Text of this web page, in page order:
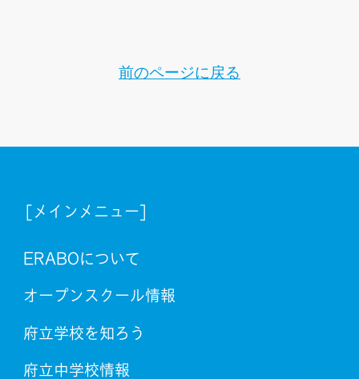
前のページに戻る
[メインメニュー]
ERABOについて
オープンスクール情報
府立学校を知ろう
府立中学校情報